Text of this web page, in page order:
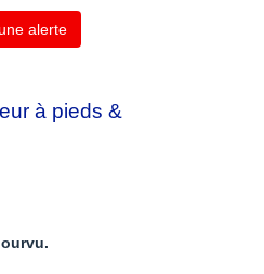
alerte
à pieds &